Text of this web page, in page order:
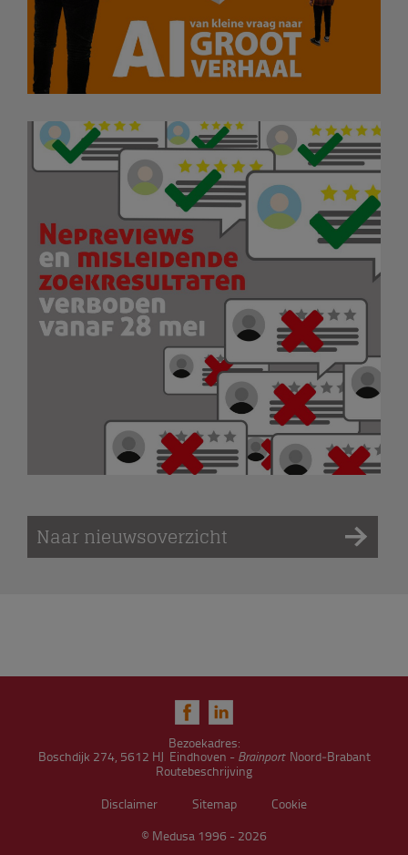
Naar nieuwsoverzicht
Bezoekadres:
Boschdijk 274, 5612 HJ Eindhoven - BrainportNoord‑Brabant
Routebeschrijving
Disclaimer
Sitemap
Cookie
© Medusa 1996 - 2026